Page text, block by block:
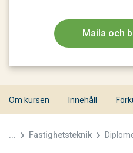
Maila och
Om kursen Innehåll
... Fastighetsteknik